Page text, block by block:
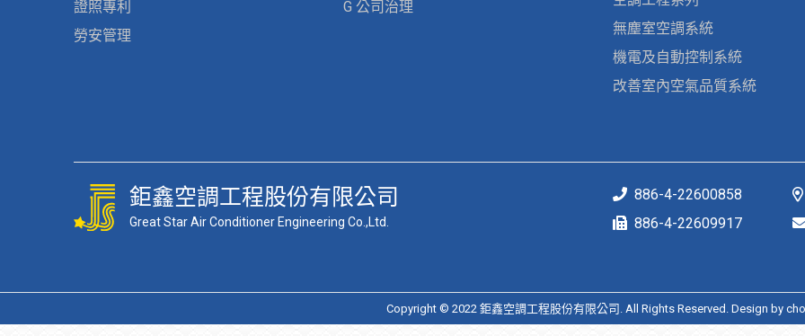
證照專利
勞安管理
G 公司治理
無塵室空調系統
機電及自動控制系統
改善室內空氣品質系統
鉅鑫空調工程股份有限公司
Great Star Air Conditioner Engineering Co.,Ltd.
886-4-22600858
886-4-22609917
Copyright © 2022 鉅鑫空調工程股份有限公司. All Rights Reserved. Design by